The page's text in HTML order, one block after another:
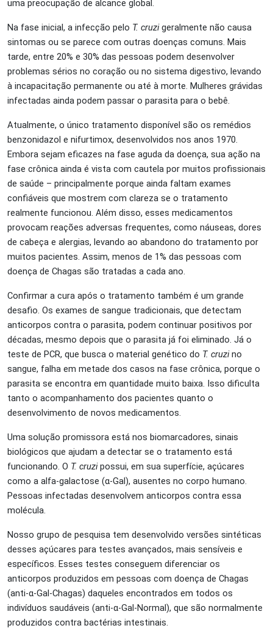
uma preocupação de alcance global.
Na fase inicial, a infecção pelo T. cruzigeralmente não causa
sintomas ou se parece com outras doenças comuns. Mais
tarde, entre 20% e 30% das pessoas podem desenvolver
problemas sérios no coração ou no sistema digestivo, levando
à incapacitação permanente ou até à morte. Mulheres grávidas
infectadas ainda podem passar o parasita para o bebê.
Atualmente, o único tratamento disponível são os remédios
benzonidazol e nifurtimox, desenvolvidos nos anos 1970.
Embora sejam eficazes na fase aguda da doença, sua ação na
fase crônica ainda é vista com cautela por muitos profissionais
de saúde – principalmente porque ainda faltam exames
confiáveis que mostrem com clareza se o tratamento
realmente funcionou. Além disso, esses medicamentos
provocam reações adversas frequentes, como náuseas, dores
de cabeça e alergias, levando ao abandono do tratamento por
muitos pacientes. Assim, menos de 1% das pessoas com
doença de Chagas são tratadas a cada ano.
Confirmar a cura após o tratamento também é um grande
desafio. Os exames de sangue tradicionais, que detectam
anticorpos contra o parasita, podem continuar positivos por
décadas, mesmo depois que o parasita já foi eliminado. Já o
teste de PCR, que busca o material genético do T. cruzino
sangue, falha em metade dos casos na fase crônica, porque o
parasita se encontra em quantidade muito baixa. Isso dificulta
tanto o acompanhamento dos pacientes quanto o
desenvolvimento de novos medicamentos.
Uma solução promissora está nos biomarcadores, sinais
biológicos que ajudam a detectar se o tratamento está
funcionando. O T. cruzipossui, em sua superfície, açúcares
como a alfa-galactose (α-Gal), ausentes no corpo humano.
Pessoas infectadas desenvolvem anticorpos contra essa
molécula.
Nosso grupo de pesquisa tem desenvolvido versões sintéticas
desses açúcares para testes avançados, mais sensíveis e
específicos. Esses testes conseguem diferenciar os
anticorpos produzidos em pessoas com doença de Chagas
(anti-α-Gal-Chagas) daqueles encontrados em todos os
indivíduos saudáveis (anti-α-Gal-Normal), que são normalmente
produzidos contra bactérias intestinais.